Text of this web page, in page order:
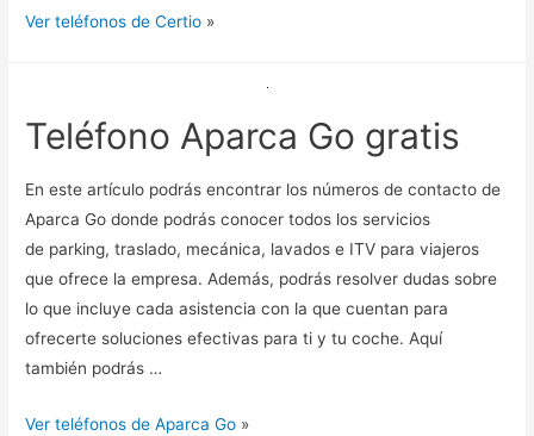
Ver teléfonos de Certio »
Teléfono Aparca Go gratis
En este artículo podrás encontrar los números de contacto de
Aparca Go donde podrás conocer todos los servicios
de parking, traslado, mecánica, lavados e ITV para viajeros
que ofrece la empresa. Además, podrás resolver dudas sobre
lo que incluye cada asistencia con la que cuentan para
ofrecerte soluciones efectivas para ti y tu coche. Aquí
también podrás …
Ver teléfonos de Aparca Go »